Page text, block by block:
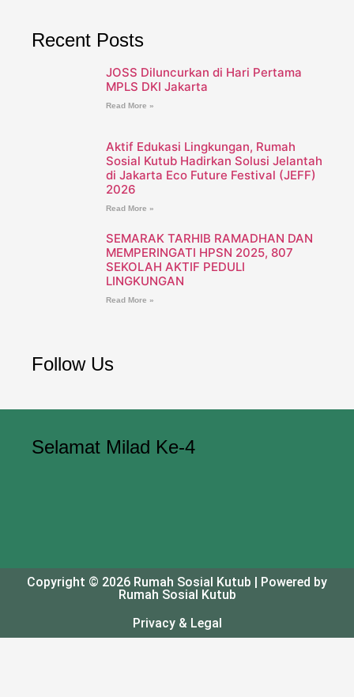
Recent Posts
JOSS Diluncurkan di Hari Pertama
MPLS DKI Jakarta
Read More »
Aktif Edukasi Lingkungan, Rumah
Sosial Kutub Hadirkan Solusi Jelantah
di Jakarta Eco Future Festival (JEFF)
2026
Read More »
SEMARAK TARHIB RAMADHAN DAN
MEMPERINGATI HPSN 2025, 807
SEKOLAH AKTIF PEDULI
LINGKUNGAN
Read More »
Follow Us
Selamat Milad Ke-4
Copyright © 2026 Rumah Sosial Kutub | Powered by
Rumah Sosial Kutub
Privacy & Legal